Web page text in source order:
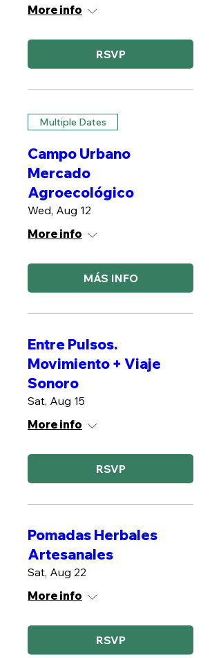
More info
RSVP
Multiple Dates
Campo Urbano
Mercado
Agroecológico
Wed, Aug 12
More info
MÁS INFO
Entre Pulsos.
Movimiento + Viaje
Sonoro
Sat, Aug 15
More info
RSVP
Pomadas Herbales
Artesanales
Sat, Aug 22
More info
RSVP